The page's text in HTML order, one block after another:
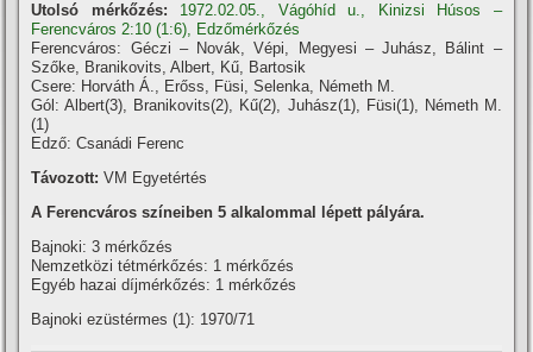
Utolsó mérkőzés:
1972.02.05., Vágóhíd u., Kinizsi Húsos –
Ferencváros 2:10 (1:6), Edzőmérkőzés
Ferencváros: Géczi – Novák, Vépi, Megyesi – Juhász, Bálint –
Szőke, Branikovits, Albert, Kű, Bartosik
Csere: Horváth Á., Erőss, Füsi, Selenka, Németh M.
Gól: Albert(3), Branikovits(2), Kű(2), Juhász(1), Füsi(1), Németh M.
(1)
Edző: Csanádi Ferenc
Távozott: VM Egyetértés
A Ferencváros szí­neiben 5 alkalommal lépett pályára.
Bajnoki: 3 mérkőzés
Nemzetközi tétmérkőzés: 1 mérkőzés
Egyéb hazai díjmérkőzés: 1 mérkőzés
Bajnoki ezüstérmes (1): 1970/71